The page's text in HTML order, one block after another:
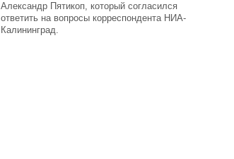
Александр Пятикоп, который согласился
ответить на вопросы корреспондента НИА-
Калининград.